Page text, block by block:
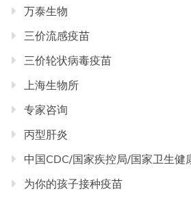
万泰生物
三价流感疫苗
三价轮状病毒疫苗
上海生物所
专家咨询
丙型肝炎
中国CDC/国家疾控局/国家卫生健
为你的孩子接种疫苗